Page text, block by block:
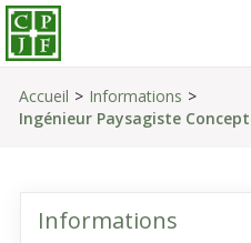
Accueil
Informations
Ingénieur Paysagiste
Informations